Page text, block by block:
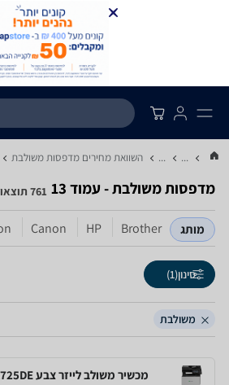
...
... השוואת מחירים מדפסות ‏משולבת
מדפסות ‏משולבת - עמוד 13 761 תוצאות
מותג Brother
HP
Canon
סינון(1)
משולבת
מכשיר משולב לייזר צבע Lexmark CX725DE